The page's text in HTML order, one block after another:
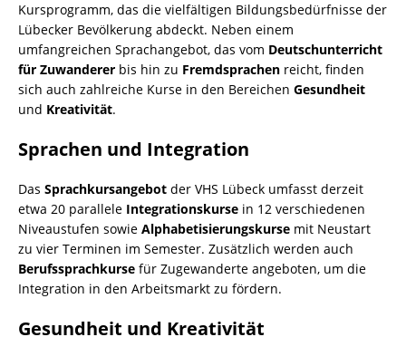
Kursprogramm, das die vielfältigen Bildungsbedürfnisse der
Lübecker Bevölkerung abdeckt. Neben einem
umfangreichen Sprachangebot, das vom Deutschunterricht
für Zuwanderer bis hin zu Fremdsprachen reicht, finden
sich auch zahlreiche Kurse in den Bereichen Gesundheit
und Kreativität.
Sprachen und Integration
Das Sprachkursangebot der VHS Lübeck umfasst derzeit
etwa 20 parallele Integrationskurse in 12 verschiedenen
Niveaustufen sowie Alphabetisierungskurse mit Neustart
zu vier Terminen im Semester. Zusätzlich werden auch
Berufssprachkurse für Zugewanderte angeboten, um die
Integration in den Arbeitsmarkt zu fördern.
Gesundheit und Kreativität